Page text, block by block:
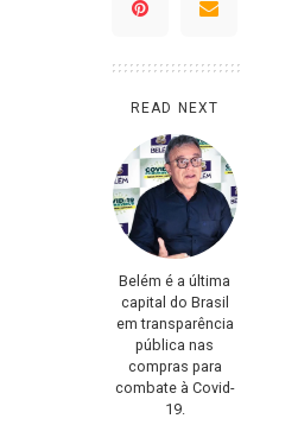
READ NEXT
Belém é a última
capital do Brasil
em transparência
pública nas
compras para
combate à Covid-
19.